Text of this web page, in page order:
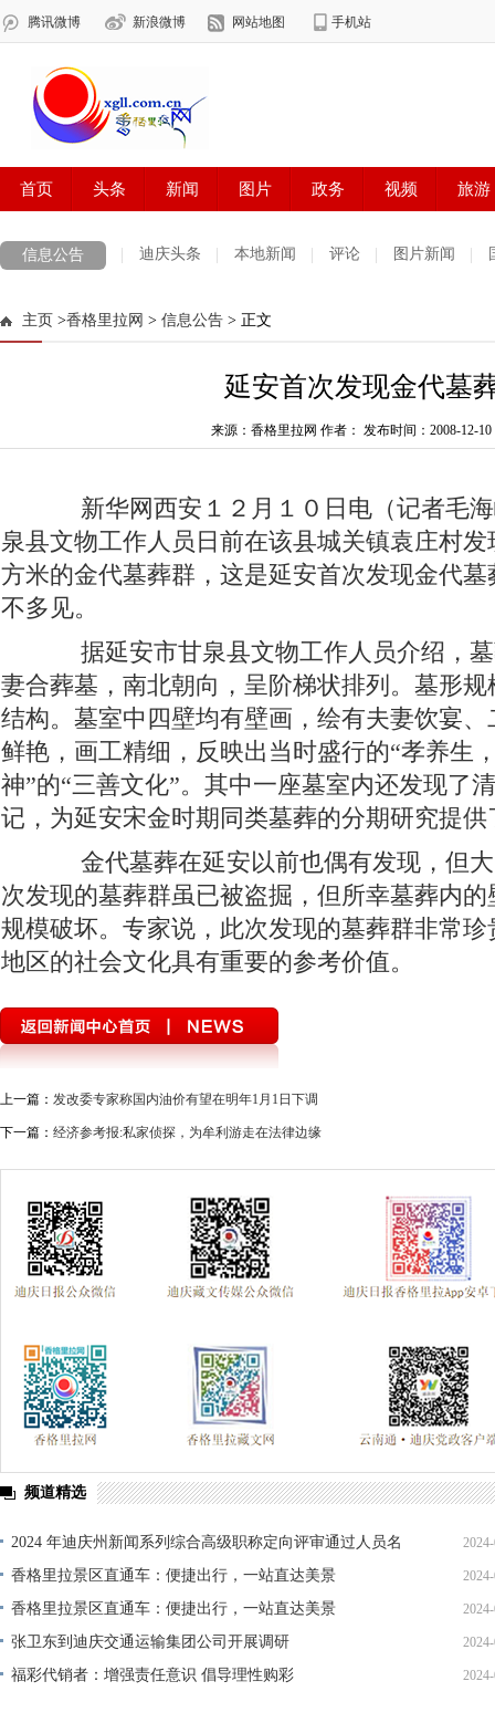
信息公告 迪庆头条 本地新闻 评论 图片新闻
主页 >香格里拉网 > 信息公告 > 正文
延安首次发现金代墓
来源：香格里拉网 作者： 发布时间：2008-12-10
新华网西安１２月１０日电（记者毛海
泉县文物工作人员日前在该县城关镇袁庄村
方米的金代墓葬群，这是延安首次发现金代
不多见。
据延安市甘泉县文物工作人员介绍，墓
妻合葬墓，南北朝向，呈阶梯状排列。墓形
结构。墓室中四壁均有壁画，绘有夫妻饮宴
鲜艳，画工精细，反映出当时盛行的“孝养生
神”的“三善文化”。其中一座墓室内还发现了
记，为延安宋金时期同类墓葬的分期研究提
金代墓葬在延安以前也偶有发现，但大
次发现的墓葬群虽已被盗掘，但所幸墓葬内
规模破坏。专家说，此次发现的墓葬群非常
地区的社会文化具有重要的参考价值。
上一篇： 发改委专家称国内油价有望在明年1月1日下调
下一篇： 经济参考报:私家侦探，为牟利游走在法律边缘
频道精选
2024 年迪庆州新闻系列综合高级职称定向评审通过人员名
单公示
香格里拉景区直通车：便捷出行，一站直达美景
香格里拉景区直通车：便捷出行，一站直达美景
张卫东到迪庆交通运输集团公司开展调研
福彩代销者：增强责任意识 倡导理性购彩